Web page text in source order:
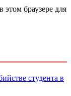
этом браузере для